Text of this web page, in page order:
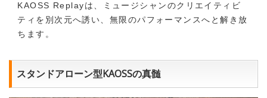
KAOSS Replayは、ミュージシャンのクリエイティビ
ティを別次元へ誘い、無限のパフォーマンスへと解き放
ちます。
スタンドアローン型KAOSSの真髄